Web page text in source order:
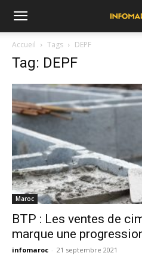
Accueil Tags DEPF
Tag: DEPF
Maroc
BTP : Les ventes de
marque une
infomaroc - 21 septembre 2021